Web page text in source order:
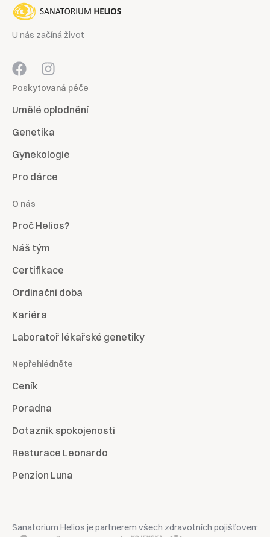
U nás začíná život
Poskytovaná péče
Umělé oplodnění
Genetika
Gynekologie
Pro dárce
O nás
Proč Helios?
Náš tým
Certifikace
Ordinační doba
Kariéra
Laboratoř lékařské genetiky
Nepřehlédněte
Ceník
Poradna
Dotazník spokojenosti
Resturace Leonardo
Penzion Luna
Sanatorium Helios je partnerem všech zdravotních pojišťoven: